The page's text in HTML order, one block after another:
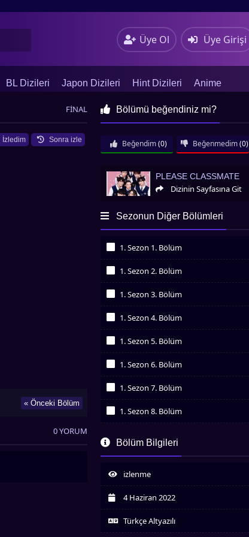
Üye Ol Üye Girişi
BL Dizileri Japon Dizileri Hint Dizileri Anime
FİNAL
Sonra izle
İzledim
« Önceki Bölüm
Bölümü beğendiniz mi?
Beğendim (0) Beğenmedim (0)
Please Classmate
PLEASE CLASSMATE
Dizinin Sayfasına Git
Sezonun Diğer Bölümleri
1. Sezon 1. Bölüm
1. Sezon 2. Bölüm
1. Sezon 3. Bölüm
1. Sezon 4. Bölüm
1. Sezon 5. Bölüm
1. Sezon 6. Bölüm
1. Sezon 7. Bölüm
1. Sezon 8. Bölüm
İzledim
İzledim
1. Sezon 10. Bölüm
İzledim
İzledim
1. Sezon 13. Bölüm
Bölüm Bilgileri
izlenme
4 Haziran 2022
Türkçe Altyazılı
0 YORUM